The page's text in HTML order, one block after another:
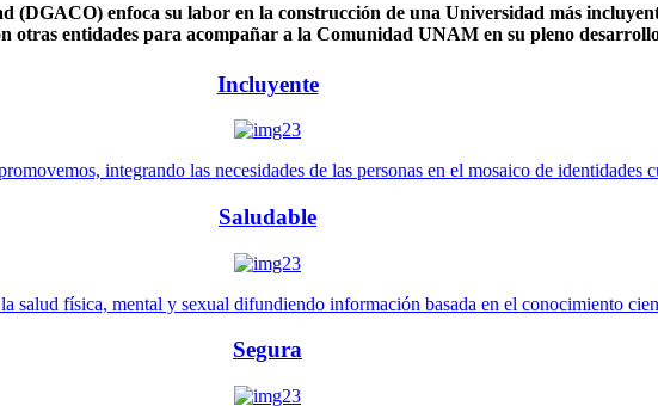
(DGACO) enfoca su labor en la construcción de una Universidad más
otras entidades para acompañar a la Comunidad UNAM en su pleno
Incluyente
integrando las necesidades de las personas en el mosaico de identidades
Saludable
salud física, mental y sexual difundiendo información basada en el conocimiento
Segura